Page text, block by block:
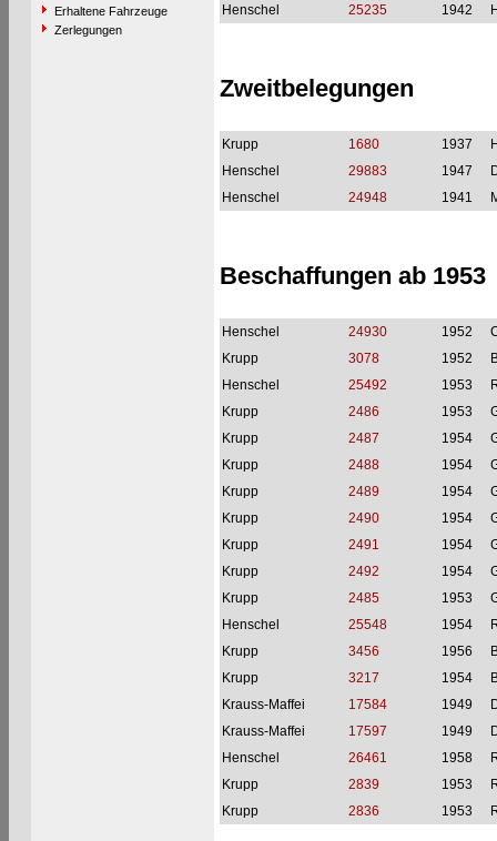
Erhaltene Fahrzeuge
Zerlegungen
Henschel
25235 1942
Zweitbelegungen
Krupp 1680 1937
Henschel
29883 1947
Henschel
24948 1941
Beschaffungen ab 1953
Henschel 24930 1952
Krupp
3078 1952
Henschel
25492 1953
Krupp
2486 1953
Krupp
2487 1954
Krupp
2488 1954
Krupp
2489 1954
Krupp
2490 1954
Krupp
2491 1954
Krupp
2492 1954
Krupp
2485 1953
Henschel
25548 1954
Krupp
3456 1956
Krupp
3217 1954
Krauss-Maffei
17584 1949
Krauss-Maffei
17597 1949
Henschel
26461 1958
Krupp
2839 1953
Krupp
2836 1953